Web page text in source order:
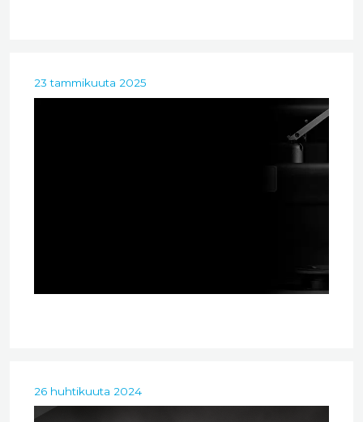
23 tammikuuta 2025
26 huhtikuuta 2024